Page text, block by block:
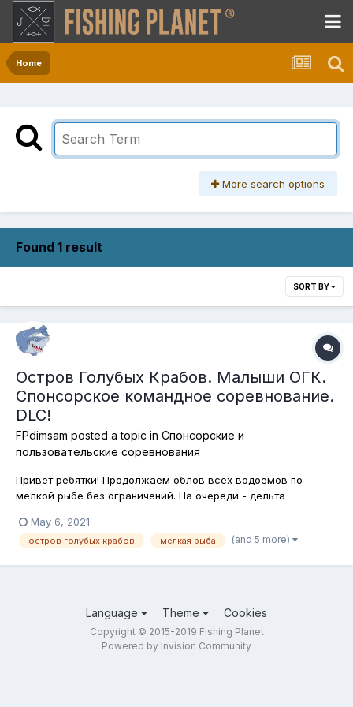
Home
More search options
Found 1 result
SORT BY
Остров Голубых Крабов. Малыши ОГК.
Спонсорское командное соревнование.
DLC!
FPdimsam posted a topic in Спонсорские и
пользовательские соревнования
Привет ребятки! Продолжаем облов всех водоёмов по
мелкой рыбе без ограничений. На очереди - дельта
рыбы, которую в сегодняшнем соревновании можно ловить
любыми способами, на любые снасти и наживки. Кроме
May 6, 2021
остров голубых крабов мелкая рыба (and 5 more)
Language Theme Cookies
Copyright © 2015-2019 Fishing Planet
Powered by Invision Community